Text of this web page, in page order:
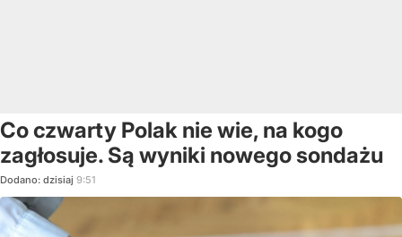
Co czwarty Polak nie wie, na kogo
zagłosuje. Są wyniki nowego sondażu
Dodano: dzisiaj 9:51